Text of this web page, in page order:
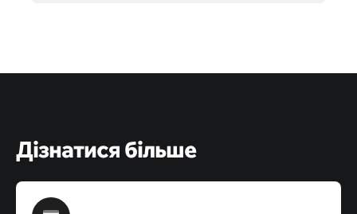
Дізнатися більше